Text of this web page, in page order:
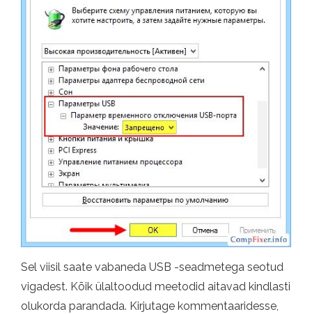
Sel viisil saate vabaneda USB -seadmetega seotud
vigadest. Kõik ülaltoodud meetodid aitavad kindlasti
olukorda parandada. Kirjutage kommentaaridesse,